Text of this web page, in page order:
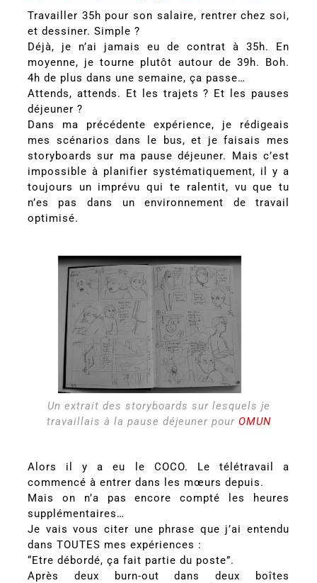
Travailler 35h pour son salaire, rentrer chez soi,
et dessiner. Simple ?
Déjà, je n’ai jamais eu de contrat à 35h. En
moyenne, je tourne plutôt autour de 39h. Boh.
4h de plus dans une semaine, ça passe…
Attends, attends. Et les trajets ? Et les pauses
déjeuner ?
Dans ma précédente expérience, je rédigeais
mes scénarios dans le bus, et je faisais mes
storyboards sur ma pause déjeuner. Mais c’est
impossible à planifier systématiquement, il y a
toujours un imprévu qui te ralentit, vu que tu
n’es pas dans un environnement de travail
optimisé.
Un extrait des storyboards sur lesquels je
travaillais à la pause déjeuner pour OMUN
Alors il y a eu le COCO. Le télétravail a
commencé à entrer dans les mœurs depuis.
Mais on n’a pas encore compté les heures
supplémentaires…
Je vais vous citer une phrase que j’ai entendu
dans TOUTES mes expériences :
“Etre débordé, ça fait partie du poste”.
Après deux burn-out dans deux boîtes